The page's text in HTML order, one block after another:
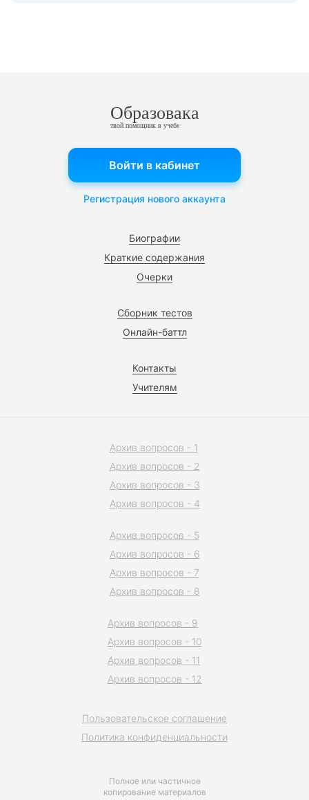
Образовака
твой помощник в учебе
Биографии
Краткие содержания
Очерки
Сборник тестов
Онлайн-баттл
Контакты
Учителям
Войти в кабинет
Регистрация нового аккаунта
Полное или частичное
копирование материалов
Пользовательское соглашение
Политика конфиденциальности
Архив вопросов - 1
Архив вопросов - 2
Архив вопросов - 3
Архив вопросов - 4
Архив вопросов - 5
Архив вопросов - 6
Архив вопросов - 7
Архив вопросов - 8
Архив вопросов - 9
Архив вопросов - 10
Архив вопросов - 11
Архив вопросов - 12